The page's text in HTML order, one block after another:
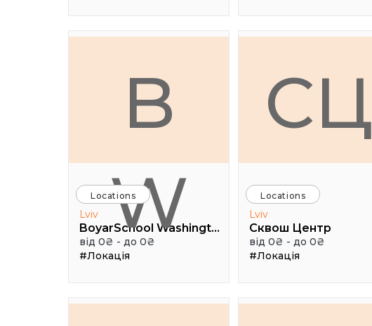
B
W
Locations
Lviv
BoyarSchool Washington
від 0₴ - до 0₴
#Локація
СЦ
Locations
Lviv
Сквош Центр
від 0₴ - до 0₴
#Локація